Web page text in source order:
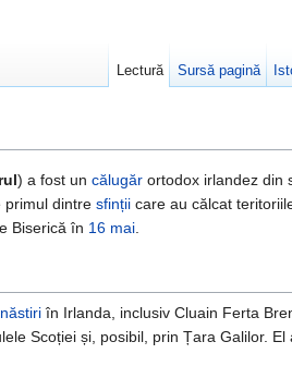
) a fost un călugăr ortodox irlandez din
primul dintre sfinții care au călcat
Biserică în 16 mai.
în Irlanda, inclusiv Cluain Ferta
Scoției și, posibil, prin Țara Galilor. El
Lectură Sursă pagină